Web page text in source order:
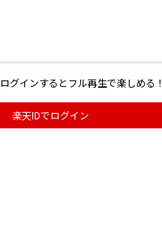
ログインするとフル再生で楽しめる！
楽天IDでログイン